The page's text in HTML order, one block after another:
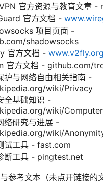
官方资源与教育文章 -
官方文档 -
项目页面 -
shadowsocks
官方文档 - www.v2fly.org
官方文档 - github.com/
护与网络自由相关指南 -
wiki/Privacy
全基础知识 -
wiki/
络研究与进展 -
wiki/
试工具 - fast.com
断工具 - pingtest.net
参考文本（未点开链接的